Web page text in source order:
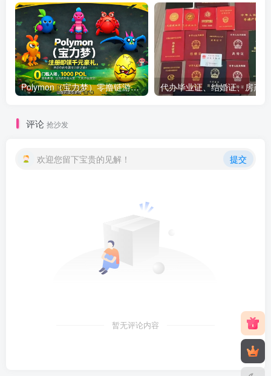
Polymon（宝力梦）零撸链游天花板，稳定收益，轻松变现，今日全球首发！
评论 抢沙发
欢迎您留下宝贵的见解！ 提交
暂无评论内容